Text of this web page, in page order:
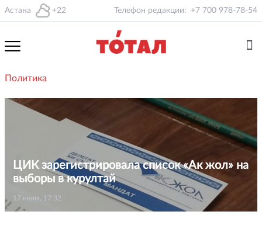
Астана +22 Телефон редакции: +7 700 978-78-54
Политика
ЦИК зарегистрировала список «Ак жол» на
выборы в курултай
17 июля, 17:32